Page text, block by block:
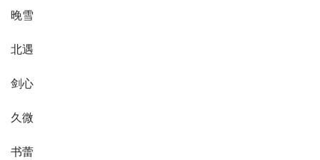
晚雪
北遇
剑心
久微
书蕾